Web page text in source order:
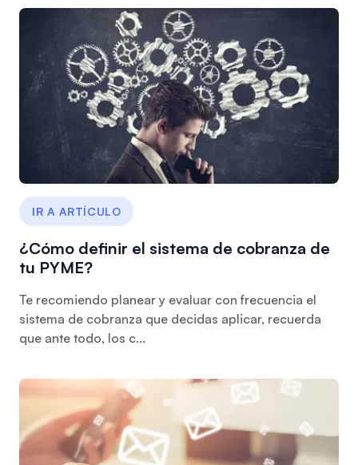
IR A ARTÍCULO
¿Cómo definir el sistema de cobranza de
tu PYME?
Te recomiendo planear y evaluar con frecuencia el
sistema de cobranza que decidas aplicar, recuerda
que ante todo, los c...